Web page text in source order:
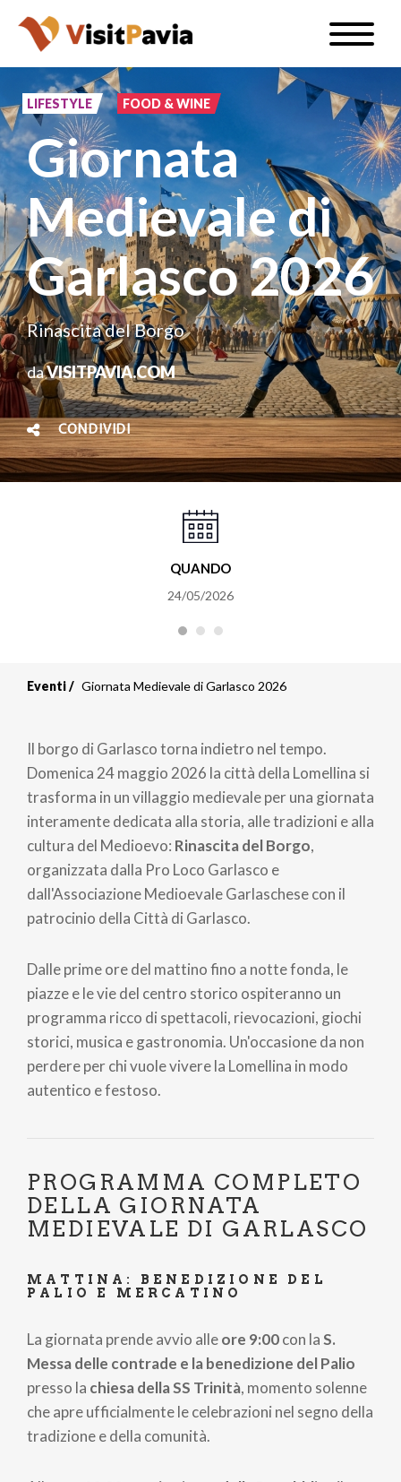
Salta
contenuto
principale
Toggle
IT
#visitpavia
LIFESTYLE FOOD & WINE
Giornata
Medievale di
Garlasco 2026
Rinascita del Borgo
daVISITPAVIA.COM
CONDIVIDI
QUANDO
24/05/2026
Eventi Giornata Medievale di Garlasco 2026
Il borgo di Garlasco torna indietro nel tempo.
Domenica 24 maggio 2026 la città della Lomellina si
trasforma in un villaggio medievale per una giornata
interamente dedicata alla storia, alle tradizioni e alla
cultura del Medioevo: Rinascita del Borgo,
organizzata dalla Pro Loco Garlasco e
dall'Associazione Medioevale Garlaschese con il
patrocinio della Città di Garlasco.
Dalle prime ore del mattino fino a notte fonda, le
piazze e le vie del centro storico ospiteranno un
programma ricco di spettacoli, rievocazioni, giochi
storici, musica e gastronomia. Un'occasione da non
perdere per chi vuole vivere la Lomellina in modo
autentico e festoso.
PROGRAMMA COMPLETO
DELLA GIORNATA
MEDIEVALE DI GARLASCO
MATTINA: BENEDIZIONE DEL
PALIO E MERCATINO
La giornata prende avvio alleore 9:00con laS.
Messa delle contrade e la benedizione del Palio
presso la chiesa della SS Trinità, momento solenne
che apre ufficialmente le celebrazioni nel segno della
tradizione e della comunità.